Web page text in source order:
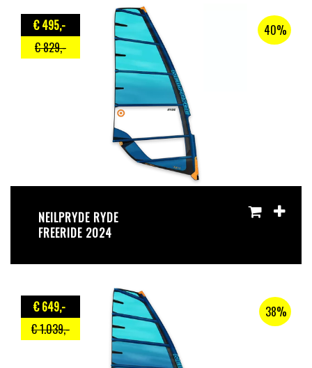
€ 495,-
€ 829,-
40%
NEILPRYDE RYDE
FREERIDE 2024
€ 649,-
€ 1.039,-
38%